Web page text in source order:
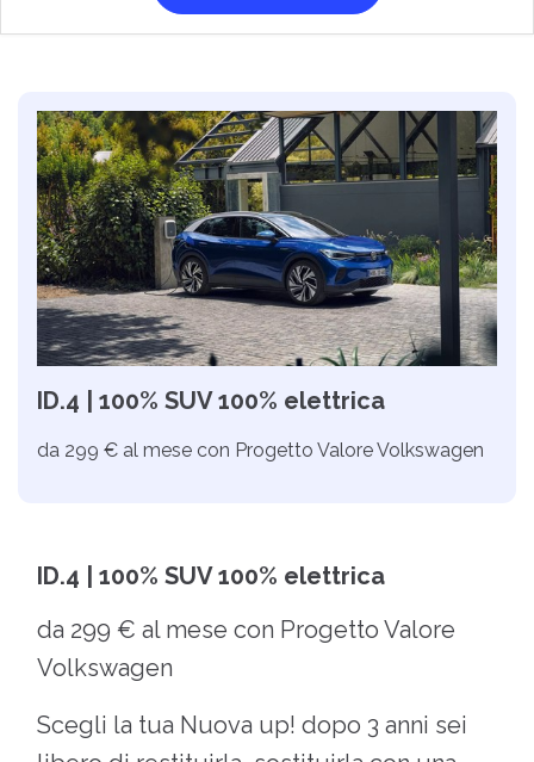
ID.4 | 100% SUV 100% elettrica
da 299 € al mese con Progetto Valore Volkswagen
ID.4 | 100% SUV 100% elettrica
da 299 € al mese con Progetto Valore
Volkswagen
Scegli la tua Nuova up! dopo 3 anni sei